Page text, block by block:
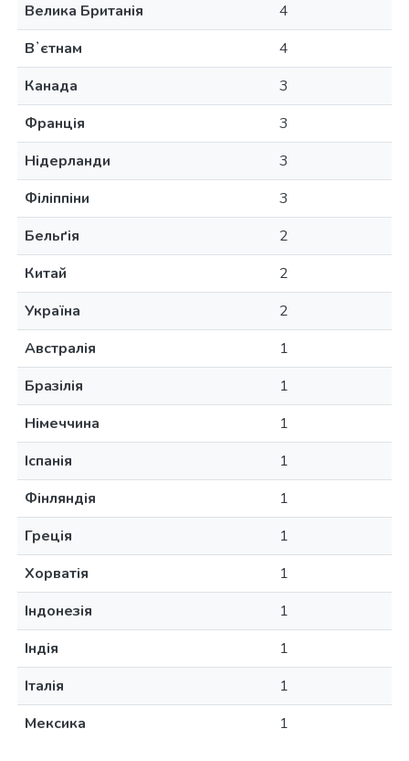
Велика Британія
4
Вʼєтнам
4
Канада
3
Франція
3
Нідерланди
3
Філіппіни
3
Бельґія
2
Китай
2
Україна
2
Австралія
1
Бразілія
1
Німеччина
1
Іспанія
1
Фінляндія
1
Греція
1
Хорватія
1
Індонезія
1
Індія
1
Італія
1
Мексика
1